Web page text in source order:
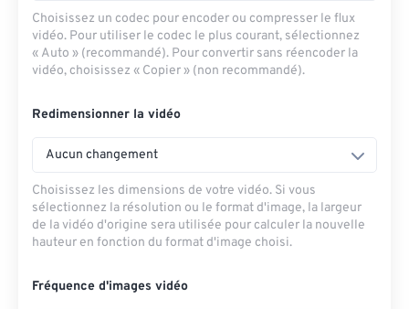
Choisissez un codec pour encoder ou compresser le flux
vidéo. Pour utiliser le codec le plus courant, sélectionnez
« Auto » (recommandé). Pour convertir sans réencoder la
vidéo, choisissez « Copier » (non recommandé).
Redimensionner la vidéo
Aucun changement
Choisissez les dimensions de votre vidéo. Si vous
sélectionnez la résolution ou le format d'image, la largeur
de la vidéo d'origine sera utilisée pour calculer la nouvelle
hauteur en fonction du format d'image choisi.
Fréquence d'images vidéo